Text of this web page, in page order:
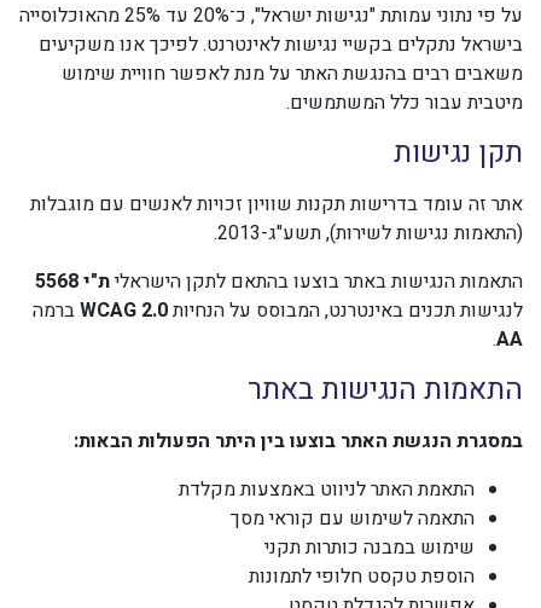
על פי נתוני עמותת "נגישות ישראל", כ־20% עד 25% מהאוכלוסייה
בישראל נתקלים בקשיי נגישות לאינטרנט. לפיכך אנו משקיעים
משאבים רבים בהנגשת האתר על מנת לאפשר חוויית שימוש
מיטבית עבור כלל המשתמשים.
תקן נגישות
אתר זה עומד בדרישות תקנות שוויון זכויות לאנשים עם מוגבלות
(התאמות נגישות לשירות), תשע"ג-2013.
התאמות הנגישות באתר בוצעו בהתאם לתקן הישראלית"י 5568
לנגישות תכנים באינטרנט, המבוסס על הנחיותWCAG 2.0ברמה
AA
.
התאמות הנגישות באתר
במסגרת הנגשת האתר בוצעו בין היתר הפעולות הבאות:
התאמת האתר לניווט באמצעות מקלדת
התאמה לשימוש עם קוראי מסך
שימוש במבנה כותרות תקני
הוספת טקסט חלופי לתמונות